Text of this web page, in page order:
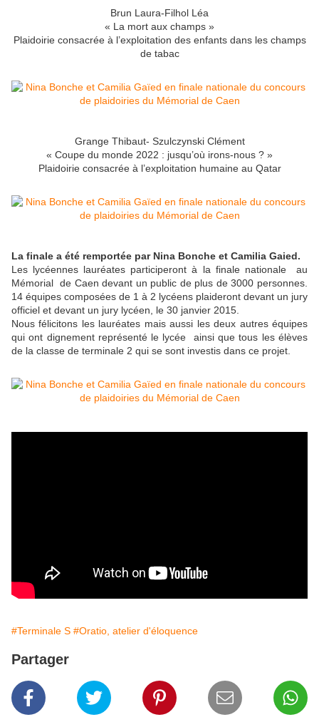
Brun Laura-Filhol Léa
« La mort aux champs »
Plaidoirie consacrée à l’exploitation des enfants dans les champs
de tabac
Grange Thibaut- Szulczynski Clément
« Coupe du monde 2022 : jusqu’où irons-nous ? »
Plaidoirie consacrée à l’exploitation humaine au Qatar
La finale a été remportée par Nina Bonche et Camilia Gaied.
Les lycéennes lauréates participeront à la finale nationale au
Mémorial de Caen devant un public de plus de 3000 personnes.
14 équipes composées de 1 à 2 lycéens plaideront devant un jury
officiel et devant un jury lycéen, le 30 janvier 2015.
Nous félicitons les lauréates mais aussi les deux autres équipes
qui ont dignement représenté le lycée ainsi que tous les élèves
de la classe de terminale 2 qui se sont investis dans ce projet.
#Terminale S #Oratio, atelier d'éloquence
Partager